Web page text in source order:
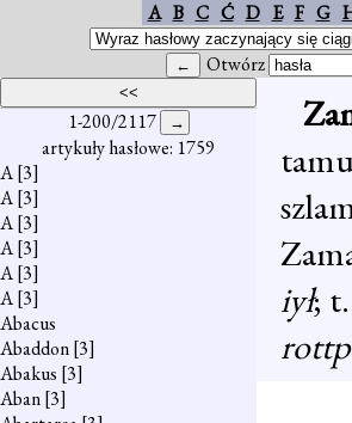
A B C Ć D E F G
Otwórz
1-200/2117
artykuły hasłowe: 1759
A[3]
A[3]
A[3]
A[3]
A[3]
A[3]
Abacus
Abaddon[3]
Abakus [3]
Aban[3]
iył;